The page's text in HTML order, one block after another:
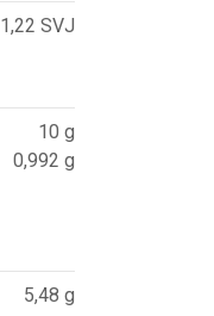
1,22 SVJ
10 g
0,992 g
5,48 g